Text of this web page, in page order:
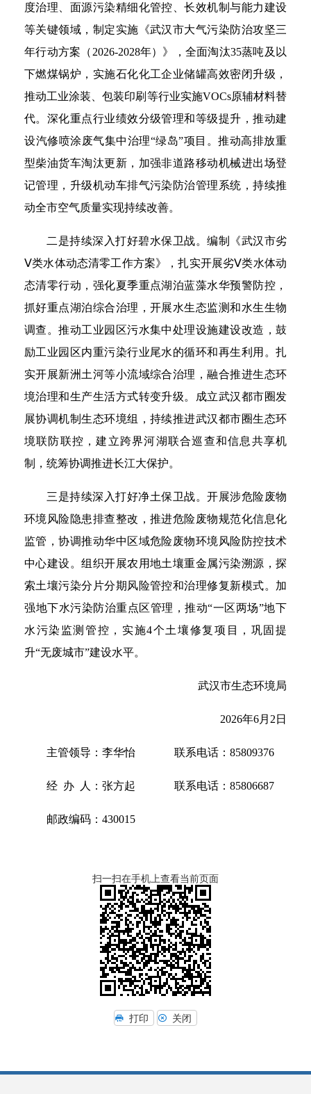
度治理、面源污染精细化管控、长效机制与能力建设
等关键领域，制定实施《武汉市大气污染防治攻坚三
年行动方案（2026-2028年）》，全面淘汰35蒸吨及以
下燃煤锅炉，实施石化化工企业储罐高效密闭升级，
推动工业涂装、包装印刷等行业实施VOCs原辅材料替
代。深化重点行业绩效分级管理和等级提升，推动建
设汽修喷涂废气集中治理“绿岛”项目。推动高排放重
型柴油货车淘汰更新，加强非道路移动机械进出场登
记管理，升级机动车排气污染防治管理系统，持续推
动全市空气质量实现持续改善。
二是持续深入打好碧水保卫战。编制《武汉市劣
Ⅴ类水体动态清零工作方案》，扎实开展劣Ⅴ类水体动
态清零行动，强化夏季重点湖泊蓝藻水华预警防控，
抓好重点湖泊综合治理，开展水生态监测和水生生物
调查。推动工业园区污水集中处理设施建设改造，鼓
励工业园区内重污染行业尾水的循环和再生利用。扎
实开展新洲土河等小流域综合治理，融合推进生态环
境治理和生产生活方式转变升级。成立武汉都市圈发
展协调机制生态环境组，持续推进武汉都市圈生态环
境联防联控，建立跨界河湖联合巡查和信息共享机
制，统筹协调推进长江大保护。
三是持续深入打好净土保卫战。开展涉危险废物
环境风险隐患排查整改，推进危险废物规范化信息化
监管，协调推动华中区域危险废物环境风险防控技术
中心建设。组织开展农用地土壤重金属污染溯源，探
索土壤污染分片分期风险管控和治理修复新模式。加
强地下水污染防治重点区管理，推动“一区两场”地下
水污染监测管控，实施4个土壤修复项目，巩固提
升“无废城市”建设水平。
武汉市生态环境局
2026年6月2日
主管领导：李华怡 联系电话：85809376
经 办 人：张方起 联系电话：85806687
邮政编码：430015
扫一扫在手机上查看当前页面
打印 关闭